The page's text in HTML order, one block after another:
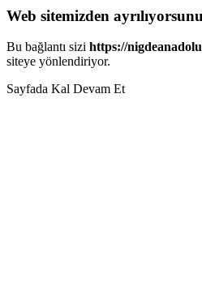
Web sitemizden
Bu bağlantı sizi https://
siteye yönlendiriyor.
Sayfada Kal Devam Et